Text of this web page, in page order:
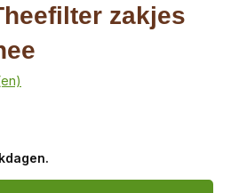
zakjes